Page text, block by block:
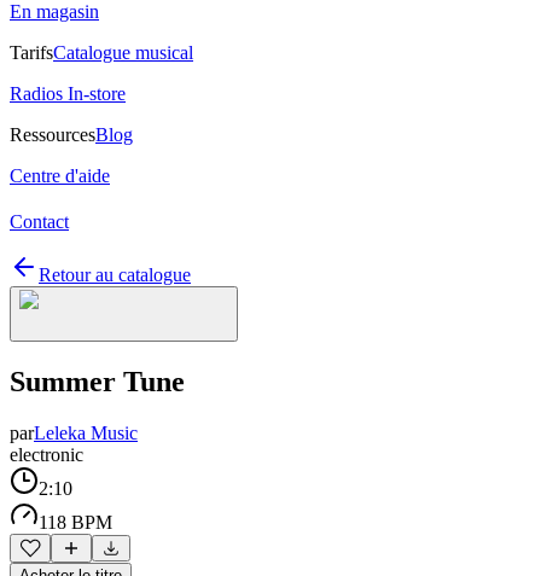
En magasin
TarifsCatalogue musical
Radios In-store
RessourcesBlog
Centre d'aide
Contact
Retour au catalogue
Summer Tune
parLeleka Music
electronic
2:10
118 BPM